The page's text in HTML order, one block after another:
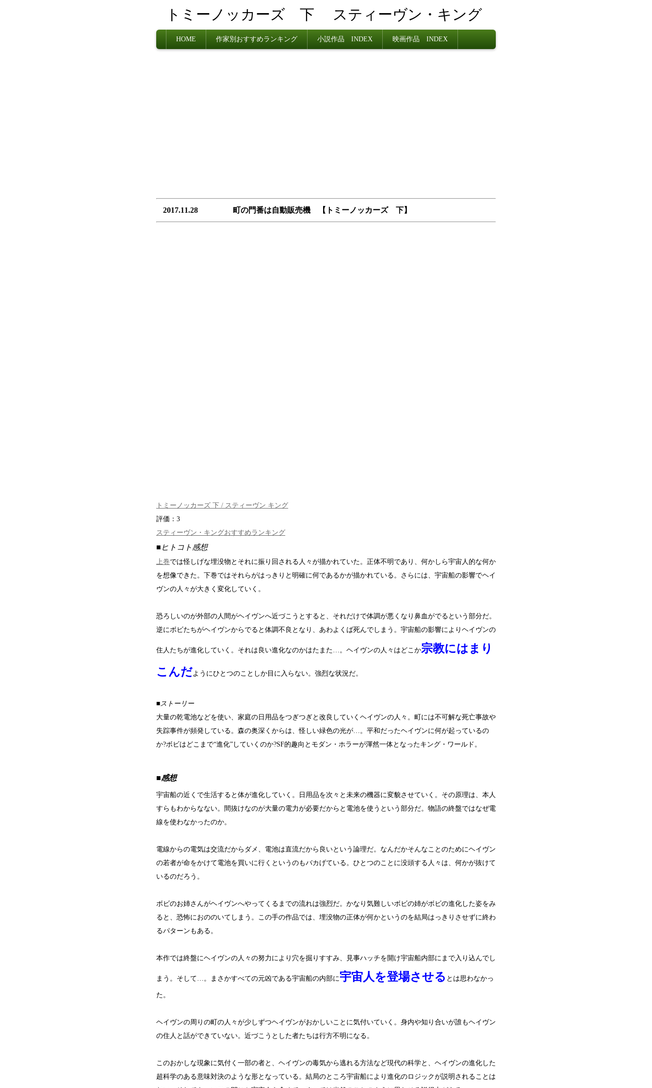
トミーノッカーズ 下 スティーヴン・キング
HOME 作家別おすすめランキング 小説作品 INDEX 映画作品 INDEX
2017.11.28 町の門番は自動販売機 【トミーノッカーズ 下】
トミーノッカーズ 下 / スティーヴン キング
評価： 3
スティーヴン・キングおすすめランキング
■ヒトコト感想
上巻では怪しげな埋没物とそれに振り回される人々が描かれていた。正体不明であり、何かしら宇宙人的な何か
を想像できた。下巻ではそれらがはっきりと明確に何であるかが描かれている。さらには、宇宙船の影響でヘイ
ヴンの人々が大きく変化していく。
恐ろしいのが外部の人間がヘイヴンへ近づこうとすると、それだけで体調が悪くなり鼻血がでるという部分だ。
逆にボビたちがヘイヴンからでると体調不良となり、あわよくば死んでしまう。宇宙船の影響によりヘイヴンの
住人たちが進化していく。それは良い進化なのかはたまた…。ヘイヴンの人々はどこか宗教にはまり
こんだようにひとつのことしか目に入らない。強烈な状況だ。
■ストーリー
大量の乾電池などを使い、家庭の日用品をつぎつぎと改良していくヘイヴンの人々。町には不可解な死亡事故や
失踪事件が頻発している。森の奥深くからは、怪しい緑色の光が…。平和だったヘイヴンに何が起っているの
か?ボビはどこまで“進化”していくのか?SF的趣向とモダン・ホラーが渾然一体となったキング・ワールド。
■感想
宇宙船の近くで生活すると体が進化していく。日用品を次々と未来の機器に変貌させていく。その原理は、本人
すらもわからなない。間抜けなのが大量の電力が必要だからと電池を使うという部分だ。物語の終盤ではなぜ電
線を使わなかったのか。
電線からの電気は交流だからダメ、電池は直流だから良いという論理だ。なんだかそんなことのためにヘイヴン
の若者が命をかけて電池を買いに行くというのもバカげている。ひとつのことに没頭する人々は、何かが抜けて
いるのだろう。
ボビのお姉さんがヘイヴンへやってくるまでの流れは強烈だ。かなり気難しいボビの姉がボビの進化した姿をみ
ると、恐怖におののいてしまう。この手の作品では、埋没物の正体が何かというのを結局はっきりさせずに終わ
るパターンもある。
本作では終盤にヘイヴンの人々の努力により穴を掘りすすみ、見事ハッチを開け宇宙船内部にまで入り込んでし
まう。そして…。まさかすべての元凶である宇宙船の内部に宇宙人を登場させる とは思わなかっ
た。
ヘイヴンの周りの町の人々が少しずつヘイヴンがおかしいことに気付いていく。身内や知り合いが誰もヘイヴン
の住人と話ができていない。近づこうとした者たちは行方不明になる。
このおかしな現象に気付く一部の者と、ヘイヴンの毒気から逃れる方法など現代の科学と、ヘイヴンの進化した
超科学のある意味対決のような形となっている。結局のところ宇宙船により進化のロジックが説明されることは